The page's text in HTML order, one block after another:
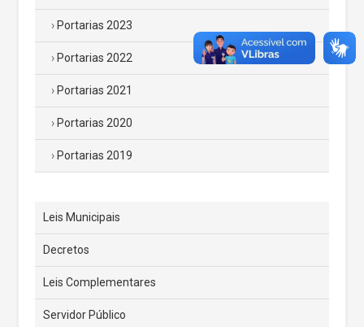
Portarias 2023
Portarias 2022
Portarias 2021
Portarias 2020
Portarias 2019
Leis Municipais
Decretos
Leis Complementares
Servidor Público